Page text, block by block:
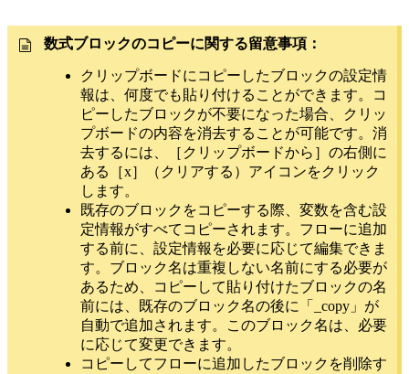
数式ブロックのコピーに関する留意事項：
クリップボードにコピーしたブロックの設定情
報は、何度でも貼り付けることができます。コ
ピーしたブロックが不要になった場合、クリッ
プボードの内容を消去することが可能です。消
去するには、［クリップボードから］の右側に
ある［x］（クリアする）アイコンをクリック
します。
既存のブロックをコピーする際、変数を含む設
定情報がすべてコピーされます。フローに追加
する前に、設定情報を必要に応じて編集できま
す。ブロック名は重複しない名前にする必要が
あるため、コピーして貼り付けたブロックの名
前には、既存のブロック名の後に「_copy」が
自動で追加されます。このブロック名は、必要
に応じて変更できます。
コピーしてフローに追加したブロックを削除す